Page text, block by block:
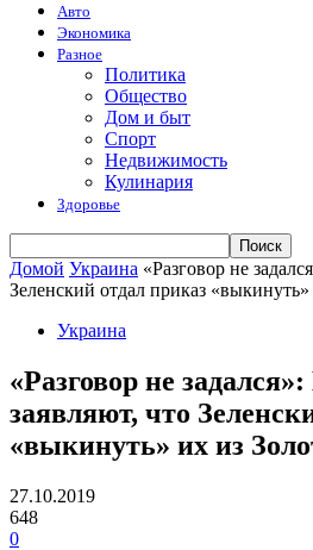
Авто
Экономика
Разное
Политика
Общество
Дом и быт
Спорт
Недвижимость
Кулинария
Здоровье
Домой Украина «Разговор не
Зеленский отдал приказ «выкинуть»
Украина
«Разговор не
заявляют, что
«выкинуть» их из
27.10.2019
648
0